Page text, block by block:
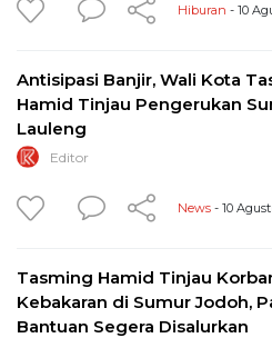
Hiburan - 10
Antisipasi Banjir, Wali Kota
Hamid Tinjau Pengerukan
Lauleng
Editor
News - 10
Tasming Hamid Tinjau
Kebakaran di Sumur Jodoh,
Bantuan Segera Disalurkan